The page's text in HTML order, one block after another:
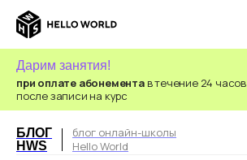
при оплате абонементав течение 24 часов
после записи на курс
Дарим занятия!
БЛОГ
HWS
блог онлайн-школы
Hello World